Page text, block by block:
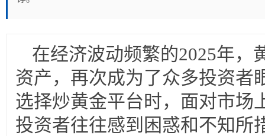
在经济波动频繁的2025年，
资产，再次成为了众多投资者
选择炒黄金平台时，面对市场
投资者往往感到困惑和不知所